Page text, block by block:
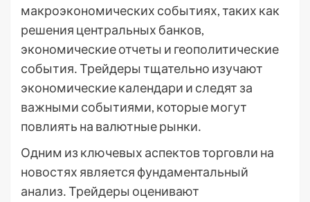
макроэкономических событиях, таких как
решения центральных банков,
экономические отчеты и геополитические
события․ Трейдеры тщательно изучают
экономические календари и следят за
важными событиями, которые могут
повлиять на валютные рынки․
Одним из ключевых аспектов торговли на
новостях является фундаментальный
анализ․ Трейдеры оценивают